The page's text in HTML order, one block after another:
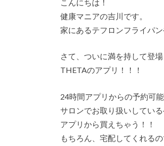
こんにちは！
健康マニアの吉川です。
家にあるテフロンフライパ
さて、ついに満を持して登場
THETAのアプリ！！！
24時間アプリからの予約可能
サロンでお取り扱いしてい
アプリから買えちゃう！！
もちろん、宅配してくれるの